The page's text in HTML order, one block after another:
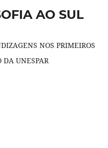
AO SUL
NOS PRIMEIROS
DA UNESPAR